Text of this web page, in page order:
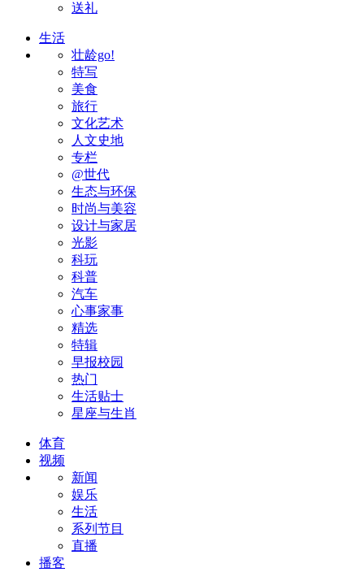
送礼
生活
壮龄go!
特写
美食
旅行
文化艺术
人文史地
专栏
@世代
生态与环保
时尚与美容
设计与家居
光影
科玩
科普
汽车
心事家事
精选
特辑
早报校园
热门
生活贴士
星座与生肖
体育
视频
新闻
娱乐
生活
系列节目
直播
播客